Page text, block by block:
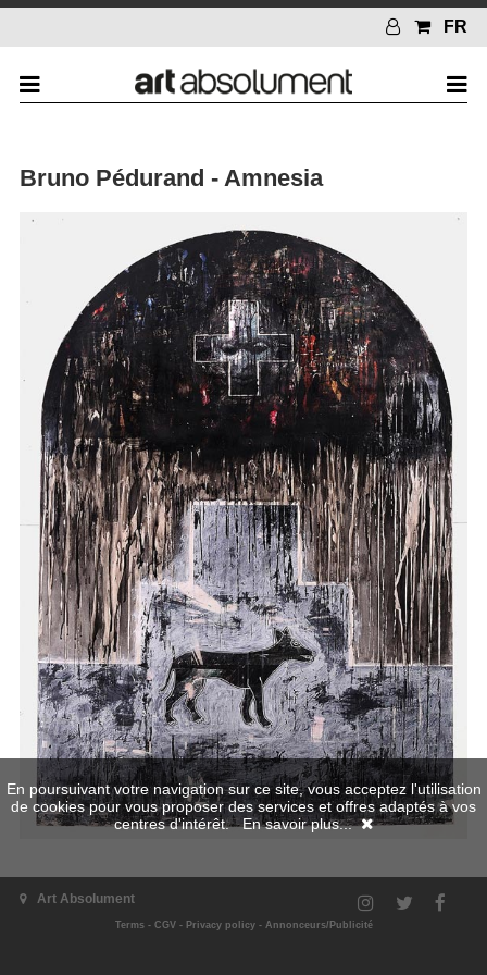
FR
Bruno Pédurand - Amnesia
Art Absolument
Terms- CGV- Privacy policy- Annonceurs/Publicité
En poursuivant votre navigation sur ce site, vous acceptez l'utilisation
de cookies pour vous proposer des services et offres adaptés à vos
centres d'intérêt.En savoir plus...